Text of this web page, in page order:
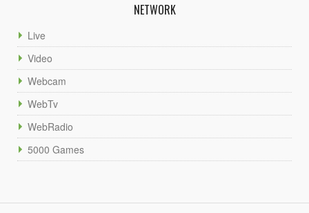
NETWORK
Live
Video
Webcam
WebTv
WebRadio
5000 Games